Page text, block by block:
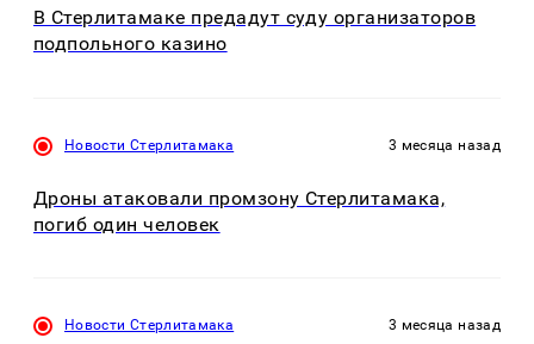
В Стерлитамаке предадут суду организаторов
подпольного казино
Новости Стерлитамака 3 месяца назад
Дроны атаковали промзону Стерлитамака,
погиб один человек
Новости Стерлитамака 3 месяца назад